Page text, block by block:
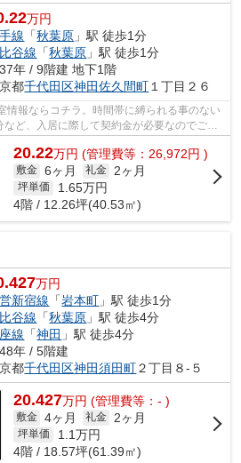
万円
線 「秋葉原 」駅 徒歩1分
谷線 「秋葉原 」駅 徒歩1分
年 / 9階建 地下1階
都千代田区神田佐久間町 １丁目２６
情報ならコチラ。時間帯に縛られる事のない
ど、入居に際して契約金が必要なのでご用
20.22万円 (管理費等：26,972円 )
敷金 6ヶ月 礼金 2ヶ月
坪単価 1.65万円
4階 / 12.26坪(40.53㎡)
万円
新宿線 「岩本町 」駅 徒歩1分
谷線 「秋葉原 」駅 徒歩4分
線 「神田 」駅 徒歩4分
年 / 5階建
都千代田区神田須田町２丁目８-５
20.427万円 (管理費等：- )
敷金 4ヶ月 礼金 2ヶ月
坪単価 1.1万円
4階 / 18.57坪(61.39㎡)